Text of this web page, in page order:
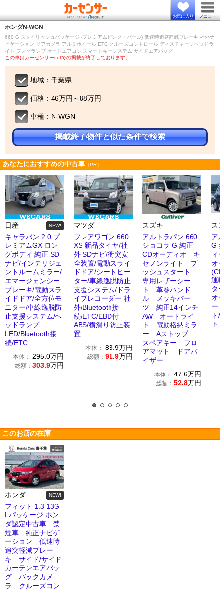
お気に入り メニュー
ホンダN-WGN
660 G スタイリッシュパッケージ (プレミアムピンク・パール) 低速時追突軽減ブレーキ 社外ナ
ビゲーション リアカメラ アルミホイール ETC クルーズコントロール ディスチャージヘッドラ
イト フォグランプ オートエアコン スマートキーシステム サイドエアバッグ
この車はカーセンサーnetでの掲載が終了しております。
地域：千葉県
価格：46万円～88万円
車種：N-WGN
掲載終了物件と似た条件で検索
あなたにおすすめの中古車 ［PR］
日産 NEW!
キャラバン 2.0 プ
レミアムGX ロン
グボディ 純正 SD
ナビ/インテリジェ
ントルームミラー/
エマージェンシー
ブレーキ/電動スラ
イドドア/全方位モ
ニター/車線逸脱防
止支援システム/ヘ
ッドランプ
LED/Bluetooth接
続/ETC
本体： 295.0万円
総額： 303.9万円
マツダ
フレアワゴン 660
XS 新品タイヤ/社
外 SDナビ/衝突安
全装置/電動スライ
ドドア/シートヒー
ター/車線逸脱防止
支援システム/ドラ
イブレコーダー 社
外/Bluetooth接
続/ETC/EBD付
ABS/横滑り防止装
置
本体： 83.9万円
総額： 91.9万円
スズキ
アルトラパン 660
ショコラ G 純正
CDオーディオ キ
セノンライト プ
ッシュスタート
専用レザーシー
ト 革巻ハンド
ル メッキパー
ツ 純正14インチ
AW オートライ
ト 電動格納ミラ
ー Aストップ
スペアキー フロ
アマット ドアバ
イザー
本体： 47.6万円
総額： 52.8万円
ス
ア
G
オ
運
オ
ー
ト
このお店の在庫
ホンダ NEW!
フィット 1.3 13G
Lパッケージ ホン
ダ認定中古車 禁
煙車 純正ナビゲ
ーション 低速時
追突軽減ブレー
キ サイド/サイド
カーテンエアバッ
グ バックカメ
ラ クルーズコン